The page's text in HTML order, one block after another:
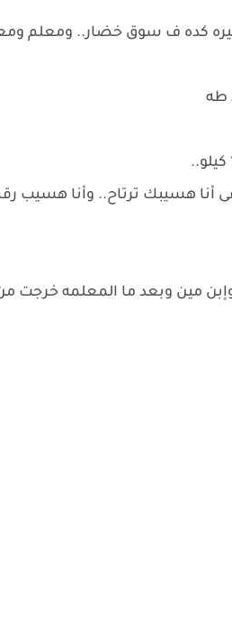
كده ف سوق خضار.. ومعلم
طه
أنا هسيبك ترتاح.. وأنا هسيب
مين وبعد ما المعلمه خرجت